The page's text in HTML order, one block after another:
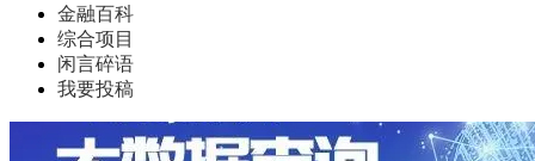
金融百科
综合项目
闲言碎语
我要投稿